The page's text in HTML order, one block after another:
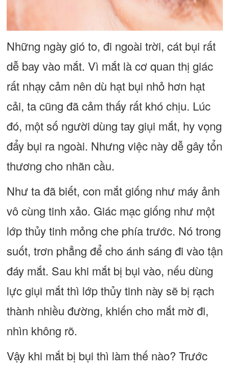
Những ngày gió to, đi ngoài trời, cát bụi rất
dễ bay vào mắt. Vì mắt là cơ quan thị giác
rất nhạy cảm nên dù hạt bụi nhỏ hơn hạt
cải, ta cũng đã cảm thấy rất khó chịu. Lúc
đó, một số người dùng tay giụi mắt, hy vọng
đẩy bụi ra ngoài. Nhưng việc này dễ gây tổn
thương cho nhãn cầu.
Như ta đã biết, con mắt giống như máy ảnh
vô cùng tinh xảo. Giác mạc giống như một
lớp thủy tinh mỏng che phía trước. Nó trong
suốt, trơn phẳng để cho ánh sáng đi vào tận
đáy mắt. Sau khi mắt bị bụi vào, nếu dùng
lực giụi mắt thì lớp thủy tinh này sẽ bị rạch
thành nhiều đường, khiến cho mắt mờ đi,
nhìn không rõ.
Vậy khi mắt bị bụi thì làm thế nào? Trước